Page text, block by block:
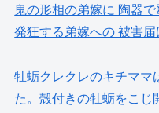
鬼の形相の弟嫁に 陶器
発狂する弟嫁への 被害届
牡蛎クレクレのキチママ
た。殻付きの牡蛎をこじ